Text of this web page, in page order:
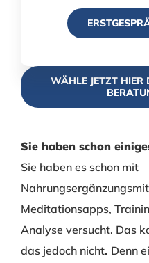
WÄHLE JETZT HIER
Sie haben schon
Sie haben es schon mit
Meditationsapps,
Analyse versucht. Das
das jedoch nicht. Denn